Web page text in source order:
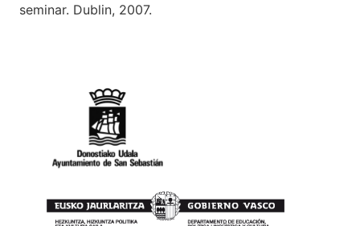
seminar. Dublin, 2007.